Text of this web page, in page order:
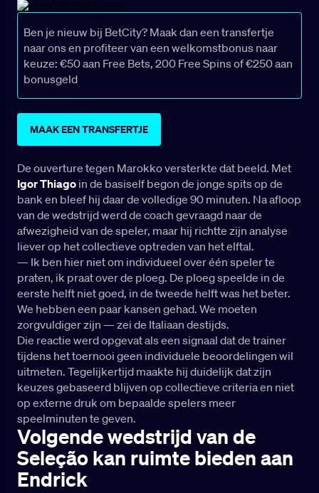
Ben je nieuw bij BetCity? Maak dan een transfertje
naar ons en profiteer van een welkomstbonus naar
keuze: €50 aan Free Bets, 200 Free Spins of €250 aan
bonusgeld
MAAK EEN TRANSFERTJE
De ouverture tegen Marokko versterkte dat beeld. Met
Igor Thiago in de basiself begon de jonge spits op de
bank en bleef hij daar de volledige 90 minuten. Na afloop
van de wedstrijd werd de coach gevraagd naar de
afwezigheid van de speler, maar hij richtte zijn analyse
liever op het collectieve optreden van het elftal.
— Ik ben hier niet om individueel over één speler te
praten, ik praat over de ploeg. De ploeg speelde in de
eerste helft niet goed, in de tweede helft was het beter.
We hebben een paar kansen gehad. We moeten
zorgvuldiger zijn — zei de Italiaan destijds.
Die reactie werd opgevat als een signaal dat de trainer
tijdens het toernooi geen individuele beoordelingen wil
uitmeten. Tegelijkertijd maakte hij duidelijk dat zijn
keuzes gebaseerd blijven op collectieve criteria en niet
op externe druk om bepaalde spelers meer
speelminuten te geven.
Volgende wedstrijd van de
Seleção kan ruimte bieden aan
Endrick